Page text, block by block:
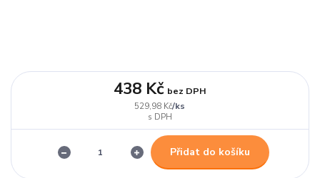
529,98 Kč/ks
438 Kč bez DPH
Přidat do košíku